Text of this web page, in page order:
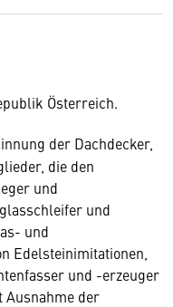
Österreich.
der Dachdecker,
die den
und
und
und
Edelsteinimitationen,
und -erzeuger
Ausnahme der